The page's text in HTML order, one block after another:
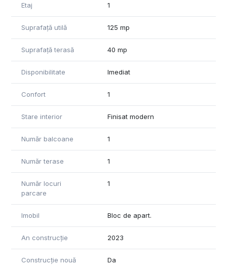
Etaj 1
Suprafață utilă 125 mp
Suprafață terasă 40 mp
Disponibilitate Imediat
Confort 1
Stare interior Finisat modern
Număr balcoane 1
Număr terase 1
Număr locuri
parcare
1
Imobil Bloc de apart.
An construcție 2023
Construcție nouă Da